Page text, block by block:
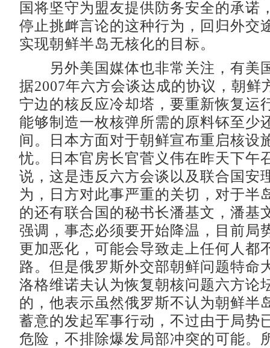
国将坚守为盟友提供防务安全的承诺
停止挑衅言论的这种行为，回归外交
实现朝鲜半岛无核化的目标。
另外美国媒体也非常关注，有美
据2007年六方会谈达成的协议，朝鲜
宁边的核反应冷却塔，要重新恢复运
能够制造一枚核弹所需的原料钚至少
间。日本方面对于朝鲜宣布重启核设
忧。日本官房长官菅义伟在昨天下午
说，这是违反六方会谈以及联合国安
为，日方对此事严重的关切，对于半
的还有联合国的秘书长潘基文，潘基
强调，事态必须要开始降温，目前局
更加恶化，可能会导致走上任何人都
路。但是俄罗斯外交部朝鲜问题特命
洛格维诺夫认为恢复朝核问题六方论
的，他表示虽然俄罗斯不认为朝鲜半
蓄意的发起军事行动，不过由于局势
危险，不排除爆发局部冲突的可能。